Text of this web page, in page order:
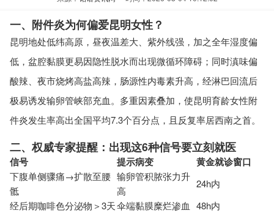
资讯 输卵管堵塞是什么原因引起的有哪些表现
资讯
女性输卵管堵塞必须做手术才能怀孕吗
资讯
输卵管堵塞是什么原因引起的？需要检查
哪些项目
一、附件炎为何偏爱昆明女性？
昆明地处低纬高原，昼夜温差大、紫外线强，加之全年湿度偏
低，盆腔黏膜更易因隐性脱水而出现微循环障碍；同时滇味偏
酸辣、夜市烧烤高盐高辣，肠源性内毒素升高，经淋巴回流后
极易诱发输卵管峡部充血。多重因素叠加，使昆明育龄女性附
件炎发生率高出全国平均7.3个百分点，且反复率居西南之首。
二、权威专家提醒：出现这6种信号要立刻就医
信号 提示病变 黄金就诊窗口
下腹单侧骤痛→扩散至腰
骶
输卵管积脓张力升
高
24h内
经后期咖啡色分泌物＞3天伞端黏膜糜烂渗血
48h内